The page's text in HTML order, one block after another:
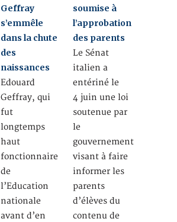
Geffray
s’emmêle
dans la chute
des
naissances
Edouard
Geffray, qui
fut
longtemps
haut
fonctionnaire
de
l’Education
nationale
avant d’en
soumise à
l’approbation
des parents
Le Sénat
italien a
entériné le
4 juin une loi
soutenue par
le
gouvernement
visant à faire
informer les
parents
d’élèves du
contenu de